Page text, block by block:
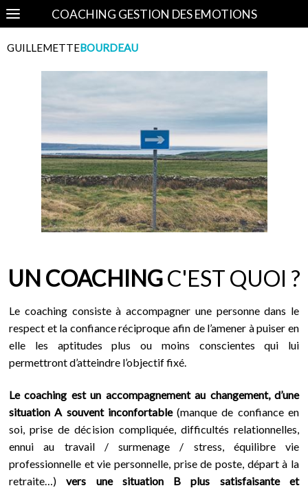
COACHING GESTION DES EMOTIONS
GUILLEMETTEBOURDEAU
UN COACHINGC'EST QUOI ?
Le coaching consiste à accompagner une personne dans le
respect et la confiance réciproque afin de l’amener à puiser en
elle les aptitudes plus ou moins conscientes qui lui
permettront d’atteindre l’objectif fixé.
Le coaching est un accompagnement au changement, d’une
situation A souvent inconfortable(manque de confiance en
soi, prise de décision compliquée, difficultés relationnelles,
ennui au travail / surmenage / stress, équilibre vie
professionnelle et vie personnelle, prise de poste, départ à la
retraite…)vers une situation B plus satisfaisante et